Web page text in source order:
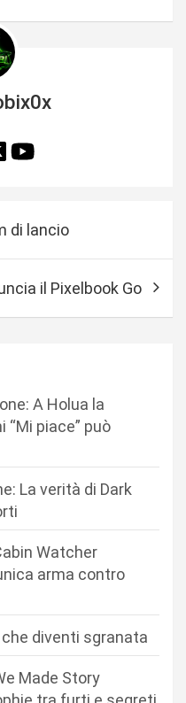
di lancio
il Pixelbook Go
A Holua la
“Mi piace” può
La verità di Dark
Watcher
arma contro
diventi sgranata
Made Story